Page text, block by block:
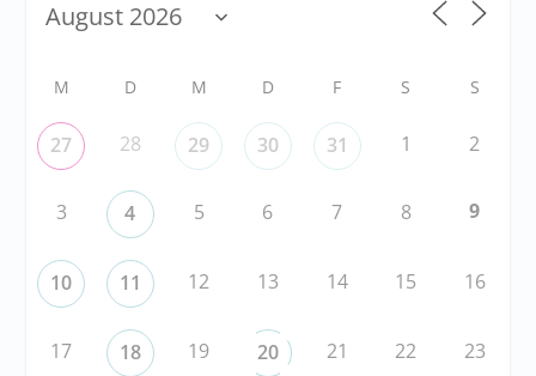
M D M D F S S
27 28 29 30 31 1 2
3 4 5 6 7 8 9
10 11 12 13 14 15 16
17 18 19 20 21 22 23